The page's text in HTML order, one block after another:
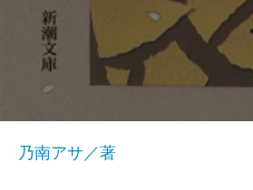
乃南アサ／著